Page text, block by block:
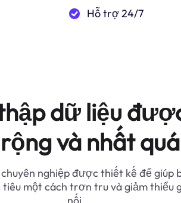
Hỗ trợ 24/7
dữ liệu
và nhất
nghiệp được thiết kế để giúp
một cách trơn tru và giảm thiểu